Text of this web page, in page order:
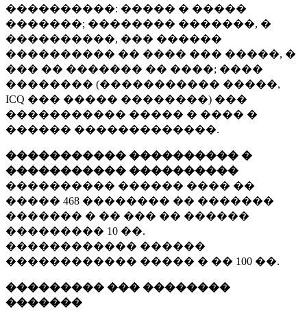
����������: ����� � �����
�������; �������� �������, �
����������, ��� ������
���������� �� ���� ��� �����, �
��� �� ������� �� ����; ����
�������� (����������� �����,
ICQ ��� ����� ��������) ���
����������� ����� � ���� �
������ �������������.
����������� ���������� �
����������� ����������
���������� ������ ���� ��
����� 468 �������� �� �������
������� � �� ��� �� ������
��������� 10 ��.
������������ ������
������������ ����� � �� 100 ��.
��������� ��� ��������
�������